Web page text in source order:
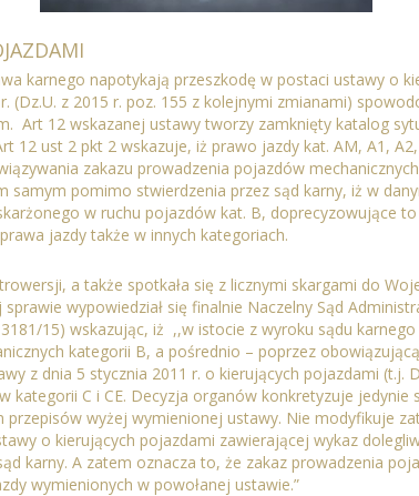
karnego napotykają przeszkodę w postaci ustawy o
(Dz.U. z 2015 r. poz. 155 z kolejnymi zmianami)
Art 12 wskazanej ustawy tworzy zamknięty katalog
12 ust 2 pkt 2 wskazuje, iż prawo jazdy kat. AM, A1,
zakazu prowadzenia pojazdów
samym pomimo stwierdzenia przez sąd karny, iż w
w ruchu pojazdów kat. B, doprecyzowujące
jazdy także w innych kategoriach.
a także spotkała się z licznymi skargami do
wypowiedział się finalnie Naczelny Sąd
15) wskazując, iż ,,w istocie z wyroku sądu
kategorii B, a pośrednio – poprzez
z dnia 5 stycznia 2011 r. o kierujących pojazdami (t.j.
kategorii C i CE. Decyzja organów konkretyzuje
przepisów wyżej wymienionej ustawy. Nie modyfikuje
o kierujących pojazdami zawierającej wykaz
karny. A zatem oznacza to, że zakaz prowadzenia
wymienionych w powołanej ustawie.”